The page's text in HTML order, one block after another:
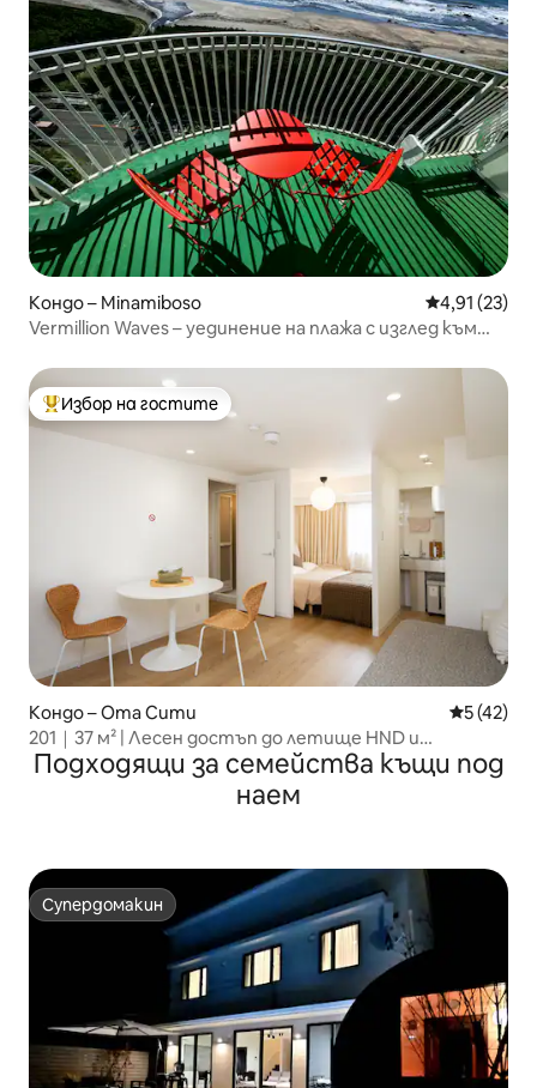
Кондо – Minamiboso Средна
4,91 (23)
Vermillion Waves – уединение на плажа с изглед към
Най-популярен избор на гостите
Избор на гостите
Кондо – Ота Сити Средна
5 (42)
201｜37 м² | Лесен достъп до летище HND и
Шинагава
Подходящи за семейства къщи под
наем
Супердомакин
Супердомакин